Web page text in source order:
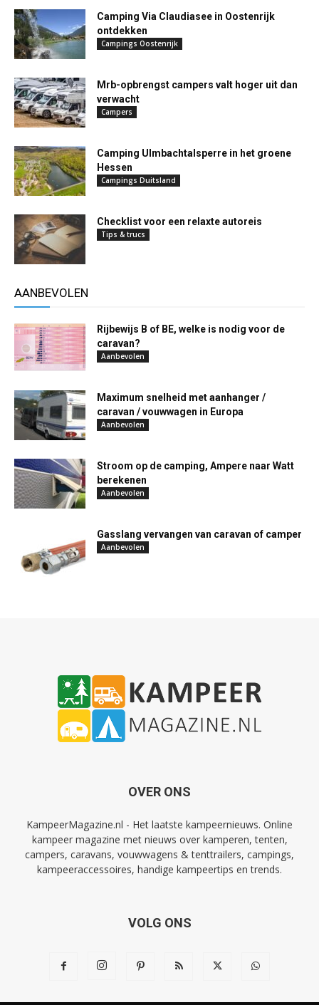
Camping Via Claudiasee in Oostenrijk
ontdekken
Campings Oostenrijk
Mrb-opbrengst campers valt hoger uit dan
verwacht
Campers
Camping Ulmbachtalsperre in het groene
Hessen
Campings Duitsland
Checklist voor een relaxte autoreis
Tips & trucs
AANBEVOLEN
Rijbewijs B of BE, welke is nodig voor de
caravan?
Aanbevolen
Maximum snelheid met aanhanger /
caravan / vouwwagen in Europa
Aanbevolen
Stroom op de camping, Ampere naar Watt
berekenen
Aanbevolen
Gasslang vervangen van caravan of camper
Aanbevolen
OVER ONS
KampeerMagazine.nl - Het laatste kampeernieuws. Online
kampeer magazine met nieuws over kamperen, tenten,
campers, caravans, vouwwagens & tenttrailers, campings,
kampeeraccessoires, handige kampeertips en trends.
VOLG ONS